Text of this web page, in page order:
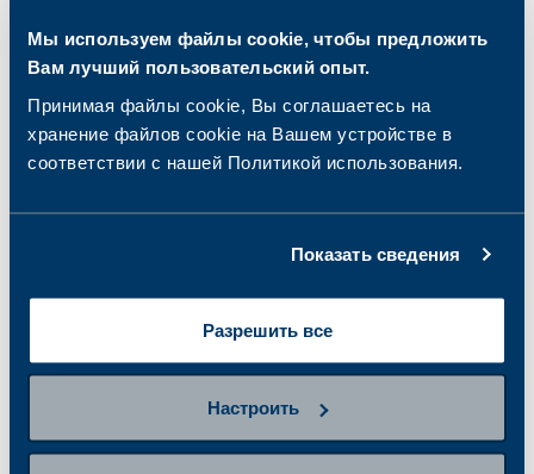
Мы используем файлы cookie, чтобы предложить
Вам лучший пользовательский опыт.
Принимая файлы cookie, Вы соглашаетесь на
хранение файлов cookie на Вашем устройстве в
соответствии с нашей Политикой использования.
Показать сведения
Разрешить все
Настроить
непереносимость
целиакию
целиакию